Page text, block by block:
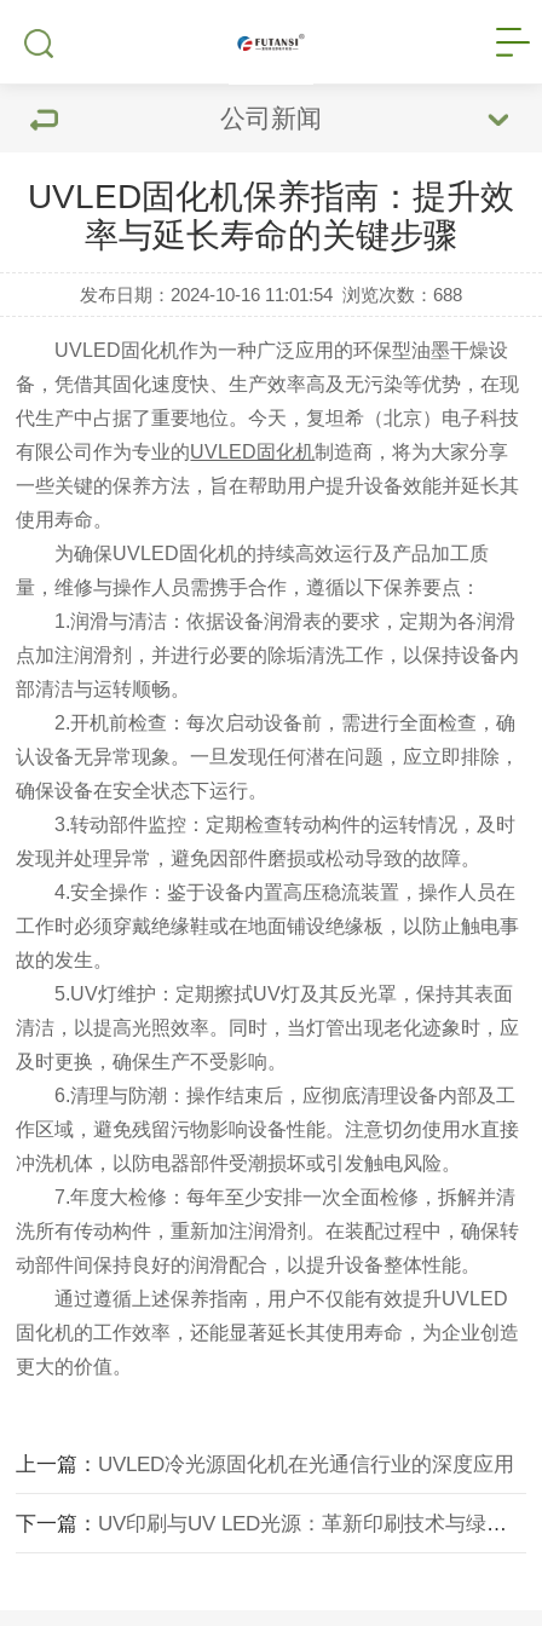
公司新闻
UVLED固化机保养指南：提升效
率与延长寿命的关键步骤
发布日期：2024-10-16 11:01:54 浏览次数：688
UVLED固化机作为一种广泛应用的环保型油墨干燥设
备，凭借其固化速度快、生产效率高及无污染等优势，在现
代生产中占据了重要地位。今天，复坦希（北京）电子科技
有限公司作为专业的UVLED固化机制造商，将为大家分享
一些关键的保养方法，旨在帮助用户提升设备效能并延长其
使用寿命。
为确保UVLED固化机的持续高效运行及产品加工质
量，维修与操作人员需携手合作，遵循以下保养要点：
1.润滑与清洁：依据设备润滑表的要求，定期为各润滑
点加注润滑剂，并进行必要的除垢清洗工作，以保持设备内
部清洁与运转顺畅。
2.开机前检查：每次启动设备前，需进行全面检查，确
认设备无异常现象。一旦发现任何潜在问题，应立即排除，
确保设备在安全状态下运行。
3.转动部件监控：定期检查转动构件的运转情况，及时
发现并处理异常，避免因部件磨损或松动导致的故障。
4.安全操作：鉴于设备内置高压稳流装置，操作人员在
工作时必须穿戴绝缘鞋或在地面铺设绝缘板，以防止触电事
故的发生。
5.UV灯维护：定期擦拭UV灯及其反光罩，保持其表面
清洁，以提高光照效率。同时，当灯管出现老化迹象时，应
及时更换，确保生产不受影响。
6.清理与防潮：操作结束后，应彻底清理设备内部及工
作区域，避免残留污物影响设备性能。注意切勿使用水直接
冲洗机体，以防电器部件受潮损坏或引发触电风险。
7.年度大检修：每年至少安排一次全面检修，拆解并清
洗所有传动构件，重新加注润滑剂。在装配过程中，确保转
动部件间保持良好的润滑配合，以提升设备整体性能。
通过遵循上述保养指南，用户不仅能有效提升UVLED
固化机的工作效率，还能显著延长其使用寿命，为企业创造
更大的价值。
上一篇： UVLED冷光源固化机在光通信行业的深度应用
下一篇： UV印刷与UV LED光源：革新印刷技术与绿色节能的未来